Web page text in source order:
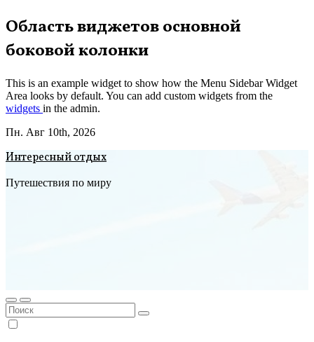
Перейти
к
содержимому
Область виджетов основной
боковой колонки
This is an example widget to show how the Menu Sidebar Widget
Area looks by default. You can add custom widgets from the
widgets in the admin.
Пн. Авг 10th, 2026
Интересный отдых
Путешествия по миру